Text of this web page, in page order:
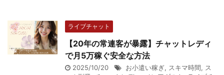
ライブチャット
【20年の常連客が暴露】チャットレディ
で月5万稼ぐ安全な方法
2025/10/20 お小遣い稼ぎ, スキマ時間, ス